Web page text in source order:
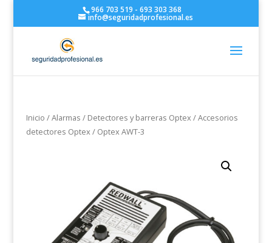
966 703 519 - 693 303 368
info@seguridadprofesional.es
Inicio /Alarmas / Detectores y barreras Optex/Accesorios
detectores Optex/ Optex AWT-3